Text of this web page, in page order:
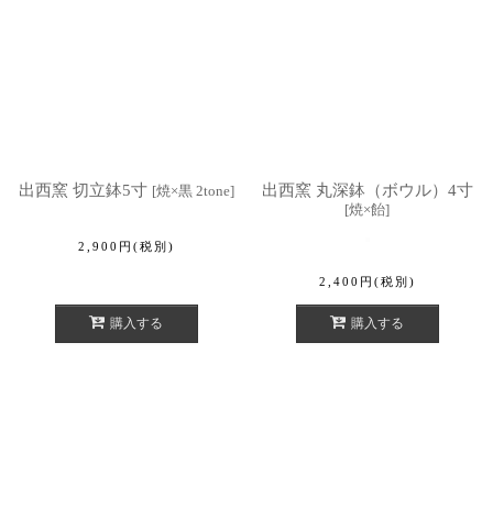
出西窯 切立鉢5寸 [焼×黒 2tone]
2,900 円 (税別)
購入する
出西窯 丸深鉢（ボウル）4寸
[焼×飴]
2,400 円 (税別)
購入する